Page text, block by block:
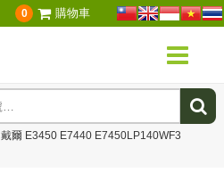
0 購物車
戴爾 E3450 E7440 E7450LP140WF3